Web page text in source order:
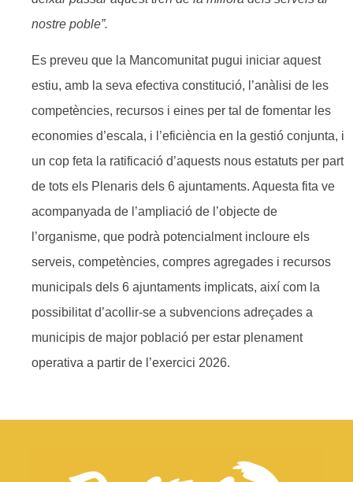
nostre poble”.
Es preveu que la Mancomunitat pugui iniciar aquest
estiu, amb la seva efectiva constitució, l’anàlisi de les
competències, recursos i eines per tal de fomentar les
economies d’escala, i l’eficiència en la gestió conjunta, i
un cop feta la ratificació d’aquests nous estatuts per part
de tots els Plenaris dels 6 ajuntaments. Aquesta fita ve
acompanyada de l’ampliació de l’objecte de
l’organisme, que podrà potencialment incloure els
serveis, competències, compres agregades i recursos
municipals dels 6 ajuntaments implicats, així com la
possibilitat d’acollir-se a subvencions adreçades a
municipis de major població per estar plenament
operativa a partir de l’exercici 2026.